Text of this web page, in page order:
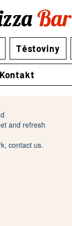
Bar
Těstoviny
Kontakt
and refresh
contact us.